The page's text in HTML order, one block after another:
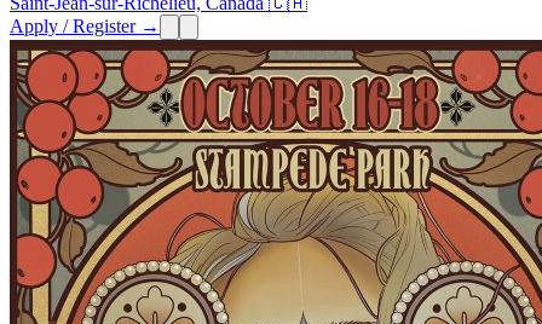
Apply / Register →